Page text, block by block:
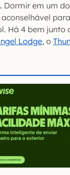
Dormir em um
Há 4 bem junto
Lodge, o